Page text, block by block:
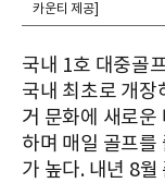
카운티 제공]
국내 1호 대중골
국내 최초로 개장
거 문화에 새로운
하며 매일 골프를
가 높다. 내년 8